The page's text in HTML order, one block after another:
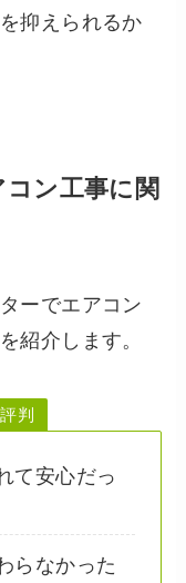
抑えられるか
ン工事に関
ーでエアコン
紹介します。
判
て安心だっ
らなかった